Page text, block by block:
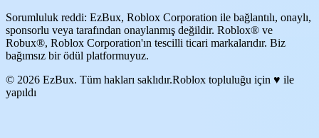
Sorumluluk reddi: EzBux, Roblox Corporation ile bağlantılı, onaylı,
sponsorlu veya tarafından onaylanmış değildir. Roblox® ve
Robux®, Roblox Corporation'ın tescilli ticari markalarıdır. Biz
bağımsız bir ödül platformuyuz.
© 2026 EzBux. Tüm hakları saklıdır.Roblox topluluğu için ♥ ile
yapıldı